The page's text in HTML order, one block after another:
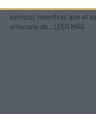
mantendrán el horario
servicio, mientras que el
el horario de... LEER MÁS